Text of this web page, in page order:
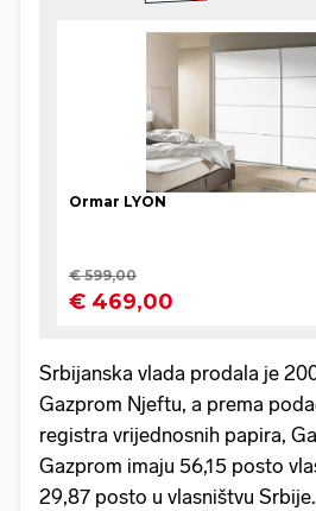
Srbijanska vlada prodala je
Gazprom Njeftu, a prema
registra vrijednosnih papira,
Gazprom imaju 56,15 posto
29,87 posto u vlasništvu Srbije.